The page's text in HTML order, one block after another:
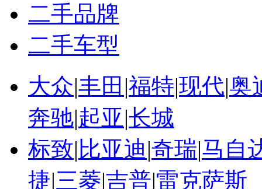
二手品牌
二手车型
大众|丰田 |福特|现代|奥
奔驰|起亚|长城
标致| 比亚迪|奇瑞|马自
捷|三菱|吉普|雷克萨斯